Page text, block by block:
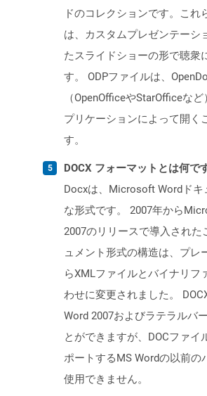
ドのコレクションです。これ
は、カスタムプレゼンテーシ
たスライドショーの形で聴衆
す。 ODPファイルは、
（OpenOfficeやStarOfficeな
プリケーションによって開く
す。
DOCX フォーマットとは何で
Docxは、Microsoft Wordドキ
な形式です。 2007年から
2007のリリースで導入された
ュメント形式の構造は、プレ
らXMLファイルとバイナリフ
わせに変更されました。
Word 2007およびラテラルバ
とができますが、DOCファイ
ポートするMS Wordの以前の
使用できません。